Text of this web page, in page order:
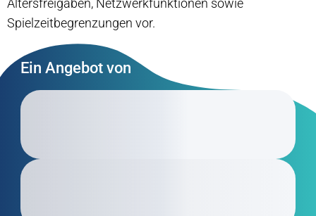
Spielzeitbegrenzungen vor.
Ein Angebot von